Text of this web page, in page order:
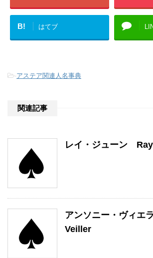
B! はてブ
-アステア関連人名事典
関連記事
レイ・ジューン
アンソニー・ヴィ
Veiller